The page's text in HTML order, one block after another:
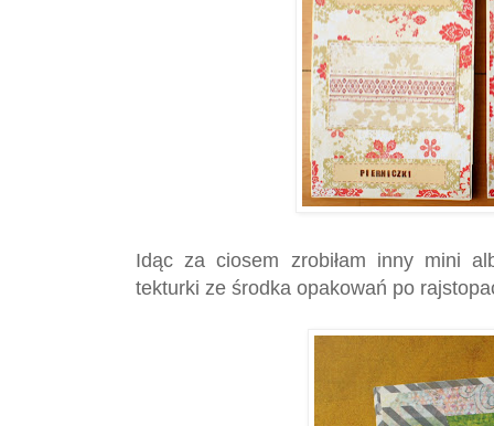
Idąc za ciosem zrobiłam inny mini
tekturki ze środka opakowań po